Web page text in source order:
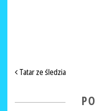
NAWIGACJA
Tatar ze śledzia